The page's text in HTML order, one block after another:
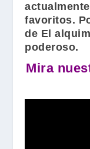
favoritos.
de El
poderoso.
Mira